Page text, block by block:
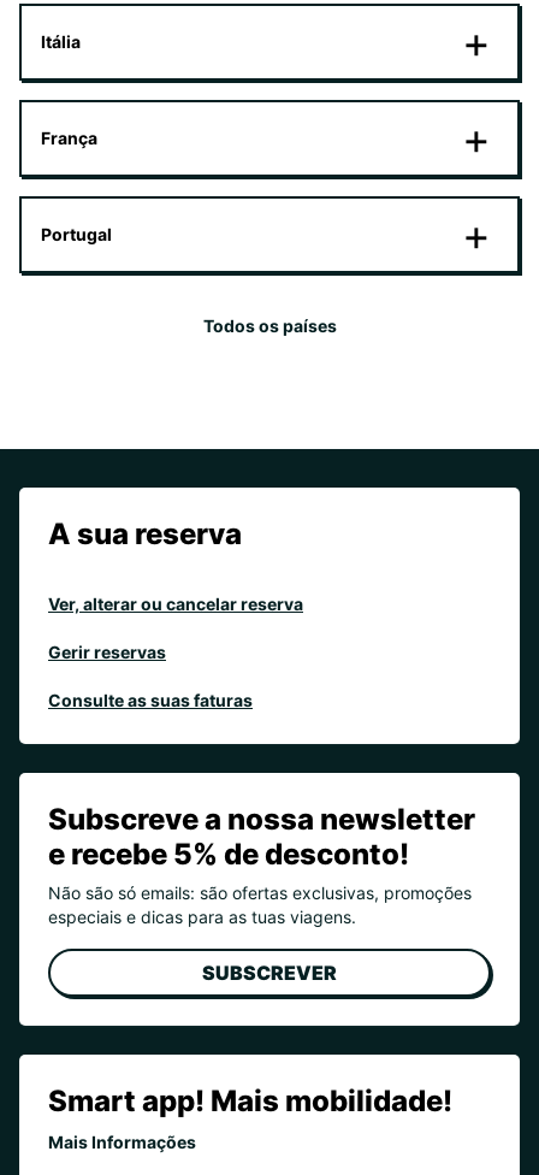
Itália
França
Portugal
Todos os países
A sua reserva
Ver, alterar ou cancelar reserva
Gerir reservas
Consulte as suas faturas
Subscreve a nossa newsletter
e recebe 5% de desconto!
Não são só emails: são ofertas exclusivas, promoções
especiais e dicas para as tuas viagens.
SUBSCREVER
Smart app! Mais mobilidade!
Mais Informações